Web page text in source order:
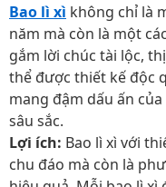
Bao lì xì không chỉ là
năm mà còn là một
gắm lời chúc tài lộc,
thể được thiết kế độc
mang đậm dấu ấn
sâu sắc.
Lợi ích: Bao lì xì với
chu đáo mà còn là